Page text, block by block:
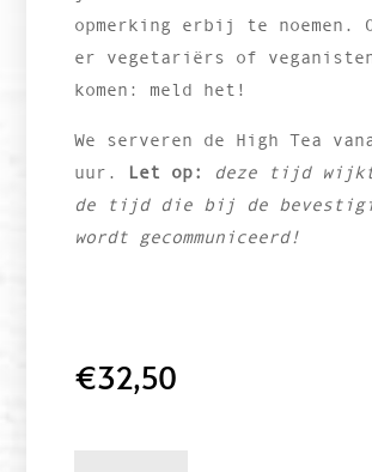
opmerking erbij te noemen.
er vegetariërs of veganisten
komen: meld het!
We serveren de High Tea
uur. Let op: deze tijd
de tijd die bij de
wordt gecommuniceerd!
€32,50